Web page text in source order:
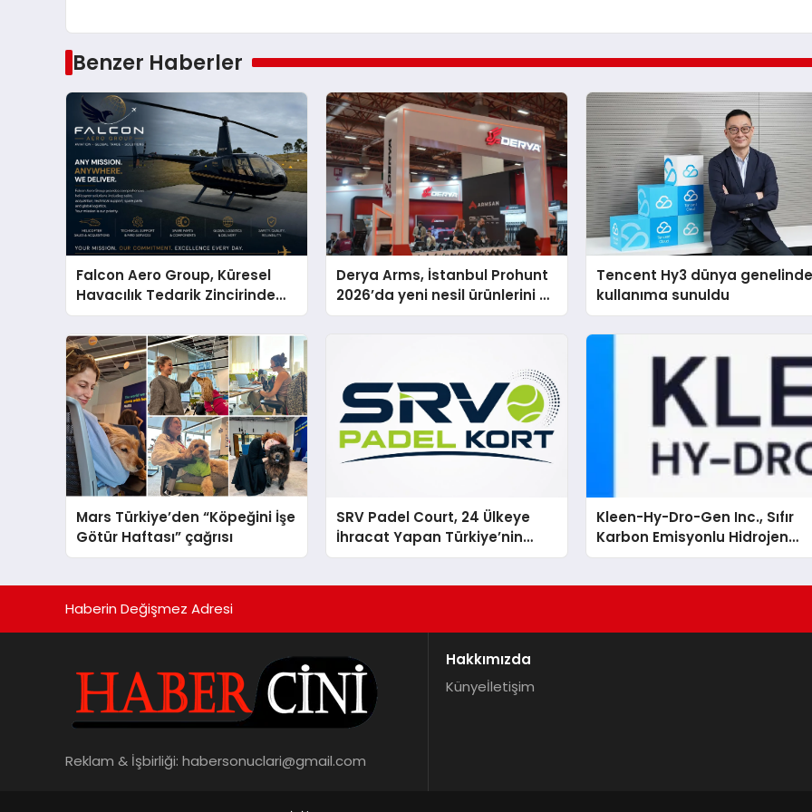
Benzer Haberler
Falcon Aero Group, Küresel
Havacılık Tedarik Zincirinde
Türkiye’den Dünyaya Açılıyor
Derya Arms, İstanbul Prohunt
2026’da yeni nesil ürünlerini ve
global marka vizyonunu
Tencent Hy3 dünya
kullanıma sunuldu
Mars Türkiye’den “Köpeğini İşe
Götür Haftası” çağrısı
SRV Padel Court, 24 Ülkeye
İhracat Yapan Türkiye’nin
Padel Kortu Üretim Gücü
Kleen-Hy-Dro-Gen Inc., Sıfır
Karbon Emisyonlu Hidrojen
Isıtma Teknolojisinde ISO ve
Haberin Değişmez Adresi
Reklam & İşbirliği: habersonuclari@gmail.com
Hakkımızda
Künyeİletişim